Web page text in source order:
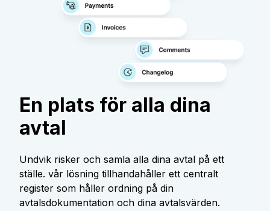
En plats för alla dina
avtal
Undvik risker och samla alla dina avtal på ett
ställe. vår lösning tillhandahåller ett centralt
register som håller ordning på din
avtalsdokumentation och dina avtalsvärden.